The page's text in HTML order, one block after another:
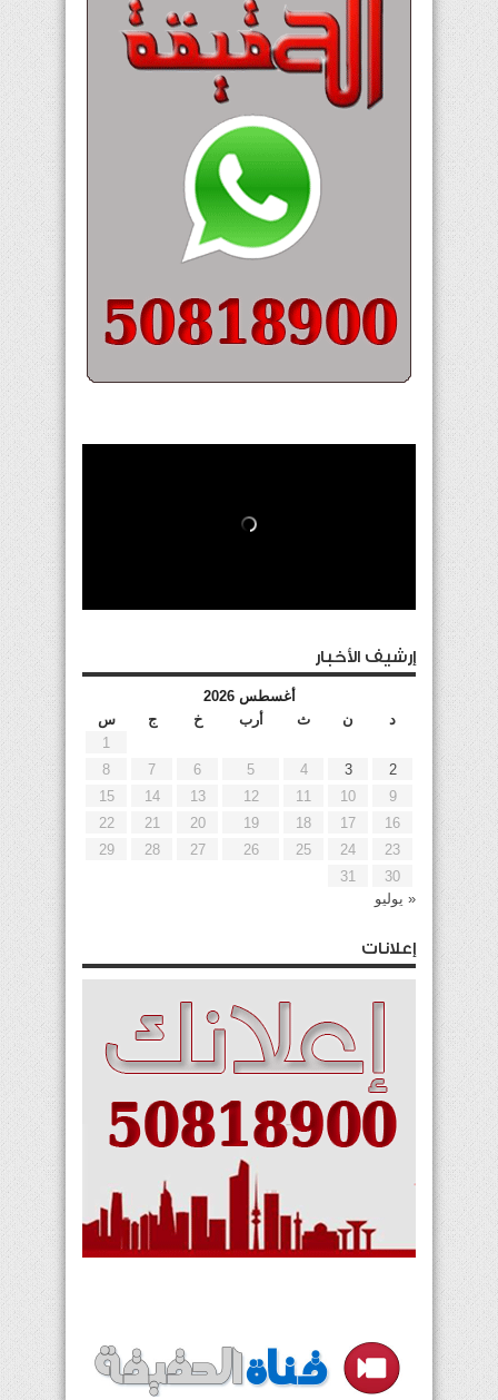
إرشيف الأخبار
أغسطس 2026
د
ن ث أرب خ ج
س
1
2
3
4
5
6
7
8
9
10
11
12
13
14
15
16
17
18
19
20
21
22
23
24
25
26
27
28
29
30
31
« يوليو
إعلانات